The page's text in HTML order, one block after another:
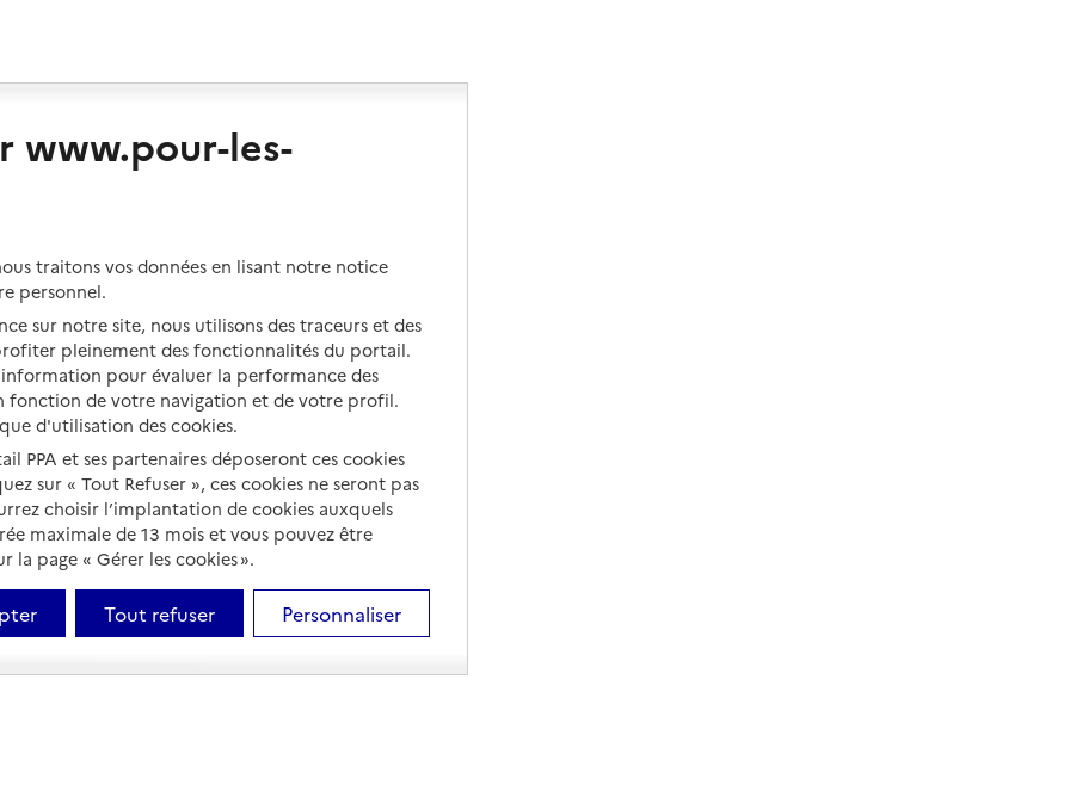
www.pour-les-
traitons vos données en lisant notre notice
personnel.
sur notre site, nous utilisons des traceurs et des
pleinement des fonctionnalités du portail.
pour évaluer la performance des
fonction de votre navigation et de votre profil.
d'utilisation des cookies.
PPA et ses partenaires déposeront ces cookies
sur « Tout Refuser », ces cookies ne seront pas
choisir l’implantation de cookies auxquels
maximale de 13 mois et vous pouvez être
page « Gérer les cookies ».
Tout refuser Personnaliser